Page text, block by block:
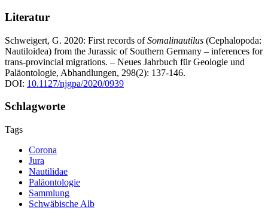
Literatur
Schweigert, G. 2020: First records ofSomalinautilus (Cephalopoda:
Nautiloidea) from the Jurassic of Southern Germany – inferences for
trans-provincial migrations. – Neues Jahrbuch für Geologie und
Paläontologie, Abhandlungen, 298(2): 137-146.
DOI: 10.1127/njgpa/2020/0939
Schlagworte
Tags
Corona
Jura
Nautilidae
Paläontologie
Sammlung
Schwäbische Alb